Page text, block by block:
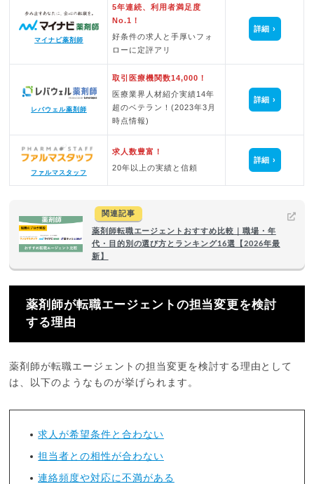
マイナビ薬剤師
5年連続、利用者満足度
No.1！
好条件の求人と手厚いフォ
ローに定評アリ
詳細
レバウェル薬剤師
取引医療機関数14,000！
医療業界人材紹介実績14年
超のベテラン！(2023年3月
時点情報)
詳細
ファルマスタッフ
求人数豊富！
20年以上の実績と信頼
詳細
関連記事
薬剤師転職エージェントおすすめ比較｜職場・年
代・目的別の選び方とランキング16選【2026年最
新】
薬剤師が転職エージェントの担当変更を検討
する理由
薬剤師が転職エージェントの担当変更を検討する理由として
は、以下のようなものが挙げられます。
求人が希望条件と合わない
担当者との相性が合わない
連絡頻度や対応に不満がある